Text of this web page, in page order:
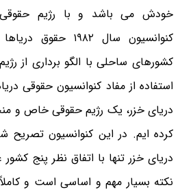
خودش می باشد و با رژیم حقوقی
کنوانسیون سال
کشورهای ساحلی با الگو برداری از
استفاده از مفاد کنوانسیون حقوقی
دریای خزر، یک رژیم حقوقی خاص و
کرده ایم. در این کنوانسیون
دریای خزر تنها با اتفاق نظر پنج
نکته بسیار مهم و اساسی است و